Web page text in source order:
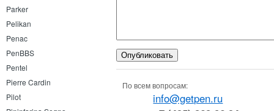
Parker
Pelikan
Penac
PenBBS
Pentel
Pierre Cardin
Pilot
По всем вопросам:
info@getpen.ru